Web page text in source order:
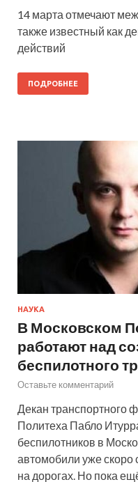
14 марта отмечают
также известный как
действий
ПОДРОБНЕЕ
НАУКА
В Московском
работают над
беспилотного
Оставьте комментарий
Декан транспортного
Политеха Пабло
беспилотников в
автомобили уже
на дорогах. Но пока